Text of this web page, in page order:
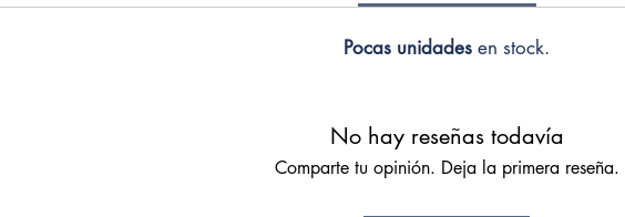
Pocas unidades en stock.
No hay reseñas todavía
Comparte tu opinión. Deja la primera reseña.